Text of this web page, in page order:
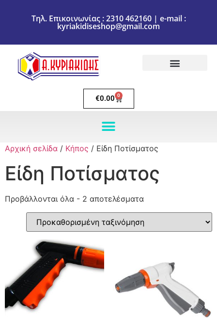
Τηλ. Επικοινωνίας : 2310 462160 | e-mail :
kyriakidiseshop@gmail.com
€0.00 0
Αρχική σελίδα / Κήπος / Είδη Ποτίσματος
Είδη Ποτίσματος
Προβάλλονται όλα - 2 αποτελέσματα